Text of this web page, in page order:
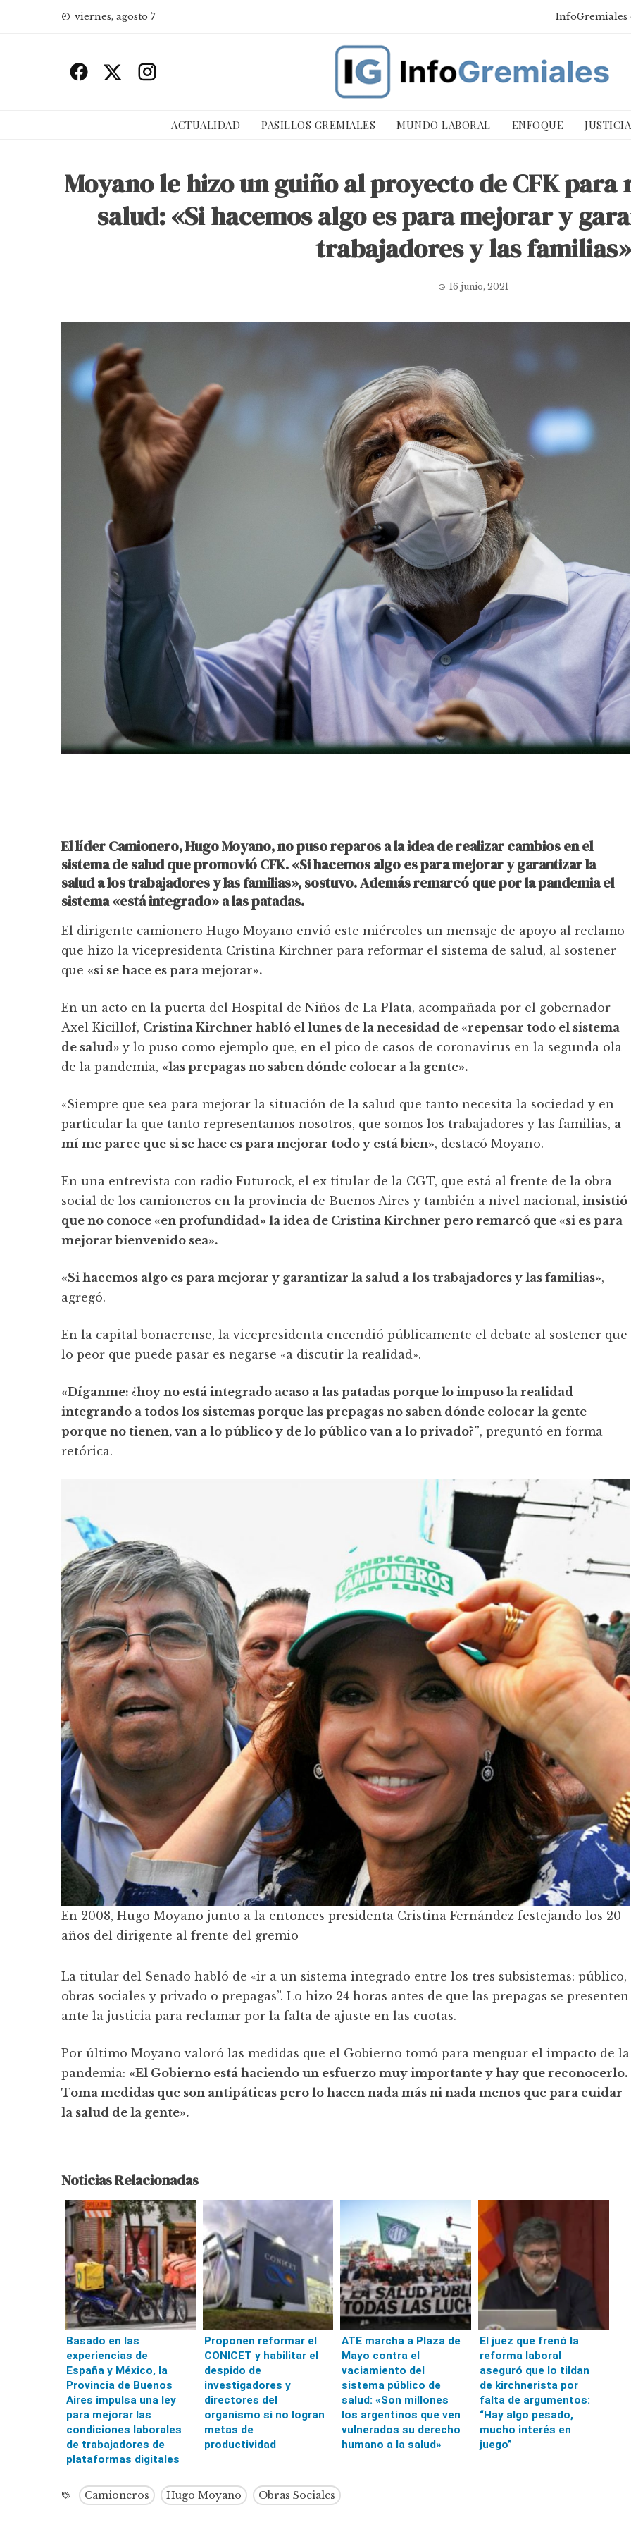
viernes, agosto 7 InfoGremiales
ACTUALIDAD PASILLOS GREMIALES MUNDO LABORAL ENFOQUE
Moyano le hizo un guiño al proyecto de CFK
salud: «Si hacemos algo es para mejorar y
trabajadores y las familias»
16 junio, 2021
El líder Camionero, Hugo Moyano, no puso reparos a la idea de realizar cambios en el
sistema de salud que promovió CFK. «Si hacemos algo es para mejorar y garantizar la
salud a los trabajadores y las familias», sostuvo. Además remarcó que por la pandemia el
sistema «está integrado» a las patadas.
El dirigente camionero Hugo Moyano envió este miércoles un mensaje de apoyo al reclamo
que hizo la vicepresidenta Cristina Kirchner para reformar el sistema de salud, al sostener
que «si se hace es para mejorar».
En un acto en la puerta del Hospital de Niños de La Plata, acompañada por el gobernador
Axel Kicillof, Cristina Kirchner habló el lunes de la necesidad de «repensar todo el sistema
de salud» y lo puso como ejemplo que, en el pico de casos de coronavirus en la segunda ola
de la pandemia, «las prepagas no saben dónde colocar a la gente».
«Siempre que sea para mejorar la situación de la salud que tanto necesita la sociedad y en
particular la que tanto representamos nosotros, que somos los trabajadores y las familias, a
mí me parce que si se hace es para mejorar todo y está bien», destacó Moyano.
En una entrevista con radio Futurock, el ex titular de la CGT, que está al frente de la obra
social de los camioneros en la provincia de Buenos Aires y también a nivel nacional, insistió
que no conoce «en profundidad» la idea de Cristina Kirchner pero remarcó que «si es para
mejorar bienvenido sea».
«Si hacemos algo es para mejorar y garantizar la salud a los trabajadores y las familias»,
agregó.
En la capital bonaerense, la vicepresidenta encendió públicamente el debate al sostener que
lo peor que puede pasar es negarse «a discutir la realidad».
«Díganme: ¿hoy no está integrado acaso a las patadas porque lo impuso la realidad
integrando a todos los sistemas porque las prepagas no saben dónde colocar la gente
porque no tienen, van a lo público y de lo público van a lo privado?”, preguntó en forma
retórica.
En 2008, Hugo Moyano junto a la entonces presidenta Cristina Fernández festejando los 20
años del dirigente al frente del gremio
La titular del Senado habló de «ir a un sistema integrado entre los tres subsistemas: público,
obras sociales y privado o prepagas”. Lo hizo 24 horas antes de que las prepagas se presenten
ante la justicia para reclamar por la falta de ajuste en las cuotas.
Por último Moyano valoró las medidas que el Gobierno tomó para menguar el impacto de la
pandemia: «El Gobierno está haciendo un esfuerzo muy importante y hay que reconocerlo.
Toma medidas que son antipáticas pero lo hacen nada más ni nada menos que para cuidar
la salud de la gente».
Noticias Relacionadas
Basado en las
experiencias de
España y México, la
Provincia de Buenos
Aires impulsa una ley
para mejorar las
condiciones laborales
de trabajadores de
plataformas digitales
Proponen reformar el
CONICET y habilitar el
despido de
investigadores y
directores del
organismo si no logran
metas de
productividad
ATE marcha a Plaza de
Mayo contra el
vaciamiento del
sistema público de
salud: «Son millones
los argentinos que ven
vulnerados su derecho
humano a la salud»
El juez que frenó la
reforma laboral
aseguró que lo tildan
de kirchnerista por
falta de argumentos:
“Hay algo pesado,
mucho interés en
juego”
Camioneros Hugo Moyano Obras Sociales